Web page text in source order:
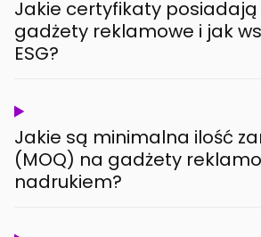
Jakie certyfikaty posiadają
gadżety reklamowe i jak
ESG?
Jakie są minimalna ilość
(MOQ) na gadżety
nadrukiem?